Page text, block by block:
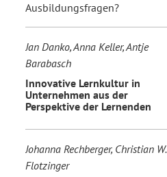
Ausbildungsfragen?
Jan Danko, Anna Keller, Antje
Barabasch
Innovative Lernkultur in
Unternehmen aus der
Perspektive der Lernenden
Johanna Rechberger, Christian W.
Flotzinger